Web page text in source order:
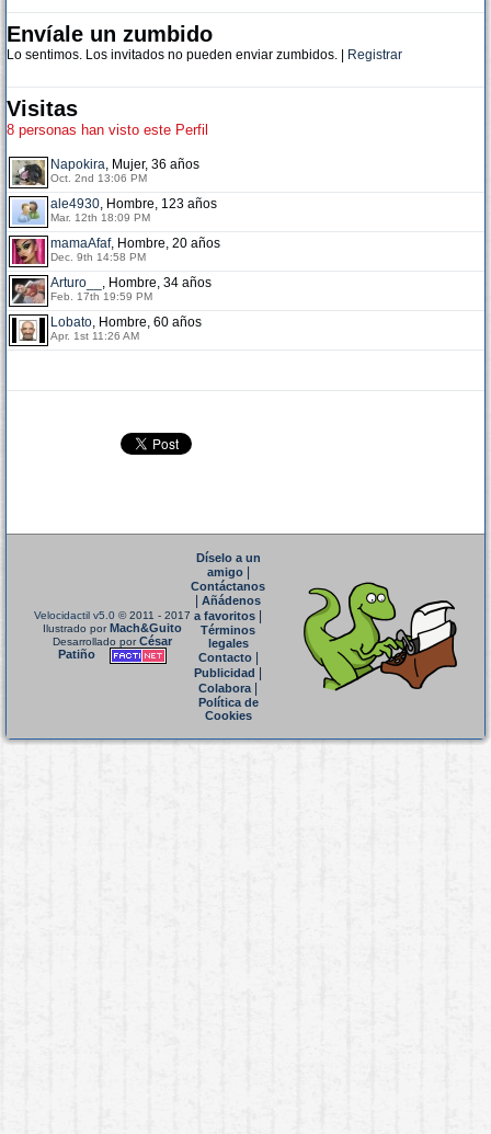
Envíale un zumbido
Lo sentimos. Los invitados no pueden enviar zumbidos. | Registrar
Visitas
8 personas han visto este Perfil
Napokira, Mujer, 36 años
Oct. 2nd 13:06 PM
ale4930, Hombre, 123 años
Mar. 12th 18:09 PM
mamaAfaf, Hombre, 20 años
Dec. 9th 14:58 PM
Arturo__ , Hombre, 34 años
Feb. 17th 19:59 PM
Lobato, Hombre, 60 años
Apr. 1st 11:26 AM
Velocidactil v5.0 © 2011 - 2017
Ilustrado porMach&Guito
Desarrollado porCésar
Patiño
Díselo a un
amigo|
Contáctanos
Añádenos
a favoritos
Términos
legales
Contacto|
Publicidad
Colabora|
Política de
Cookies